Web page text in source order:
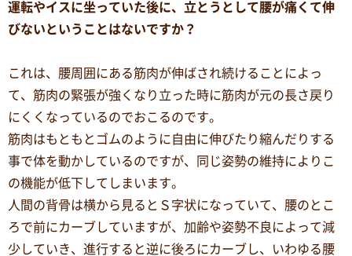
運転やイスに坐っていた後に、立とうとして腰が痛くて伸
びないということはないですか？
これは、腰周囲にある筋肉が伸ばされ続けることによっ
て、筋肉の緊張が強くなり立った時に筋肉が元の長さ戻り
にくくなっているのでおこるのです。
筋肉はもともとゴムのように自由に伸びたり縮んだりする
事で体を動かしているのですが、同じ姿勢の維持によりこ
の機能が低下してしまいます。
人間の背骨は横から見るとＳ字状になっていて、腰のとこ
ろで前にカーブしていますが、加齢や姿勢不良によって減
少していき、進行すると逆に後ろにカーブし、いわゆる腰